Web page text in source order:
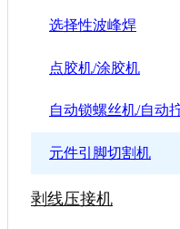
选择性波峰焊
点胶机/涂胶机
自动锁螺丝机/自动
元件引脚切割机
剥线压接机